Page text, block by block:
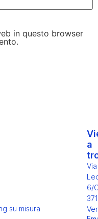
in questo browser
su misura
a
Via
6/